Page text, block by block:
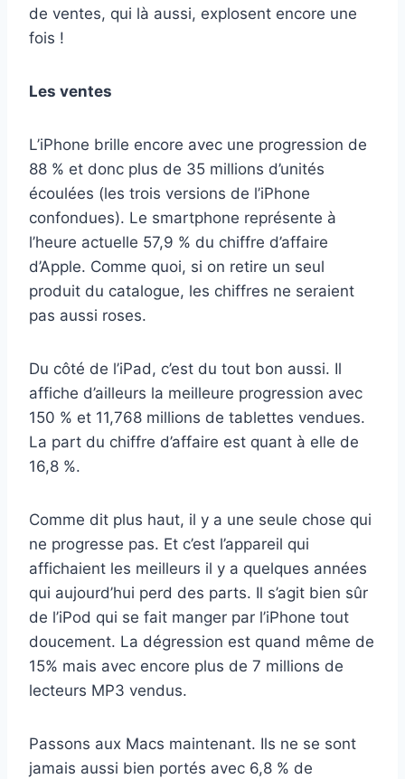
de ventes, qui là aussi, explosent encore une
fois !
Les ventes
L’iPhone brille encore avec une progression de
88 % et donc plus de 35 millions d’unités
écoulées (les trois versions de l’iPhone
confondues). Le smartphone représente à
l’heure actuelle 57,9 % du chiffre d’affaire
d’Apple. Comme quoi, si on retire un seul
produit du catalogue, les chiffres ne seraient
pas aussi roses.
Du côté de l’iPad, c’est du tout bon aussi. Il
affiche d’ailleurs la meilleure progression avec
150 % et 11,768 millions de tablettes vendues.
La part du chiffre d’affaire est quant à elle de
16,8 %.
Comme dit plus haut, il y a une seule chose qui
ne progresse pas. Et c’est l’appareil qui
affichaient les meilleurs il y a quelques années
qui aujourd’hui perd des parts. Il s’agit bien sûr
de l’iPod qui se fait manger par l’iPhone tout
doucement. La dégression est quand même de
15% mais avec encore plus de 7 millions de
lecteurs MP3 vendus.
Passons aux Macs maintenant. Ils ne se sont
jamais aussi bien portés avec 6,8 % de